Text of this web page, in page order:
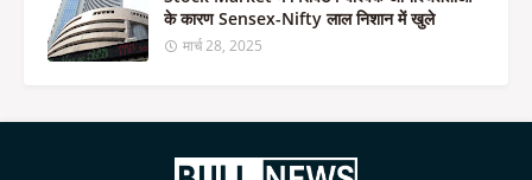
के कारण Sensex-Nifty लाल निशान में खुले
मार्च 28, 2025